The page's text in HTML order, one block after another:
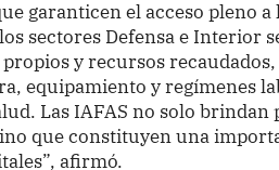
garanticen el acceso pleno
sectores Defensa e Interior
y recursos
equipamiento y regímenes
Las IAFAS no solo
que constituyen una
afirmó.